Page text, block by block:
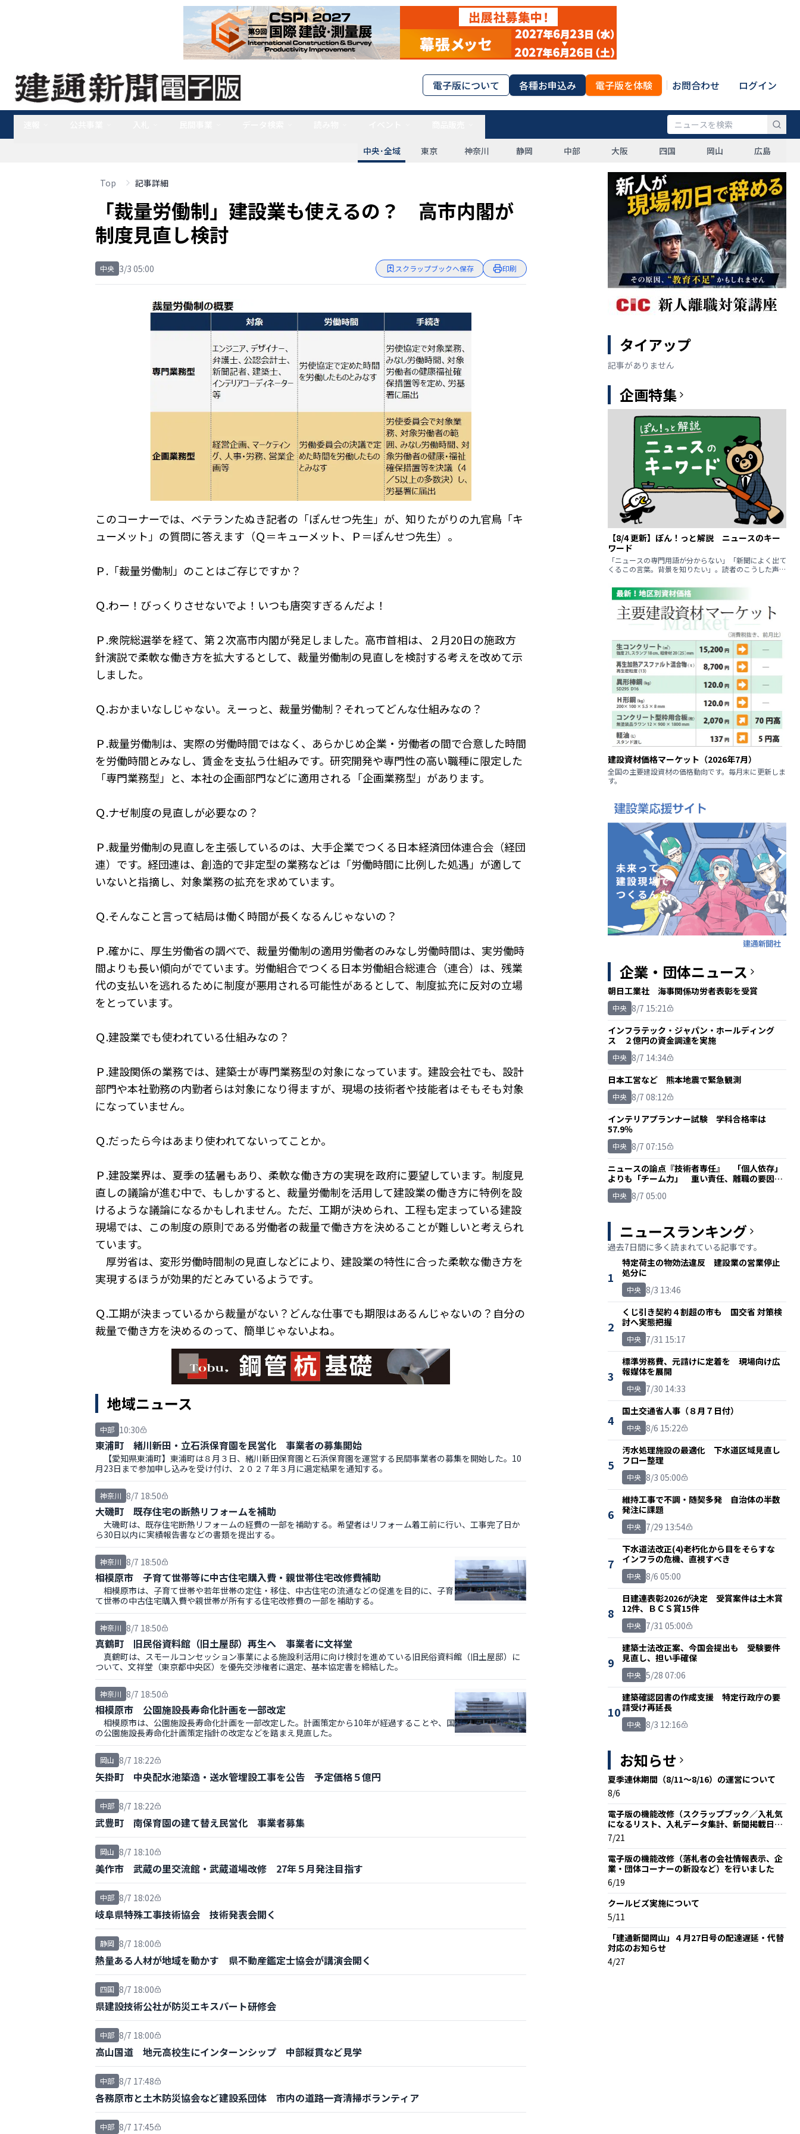
電子版について 各種お申込み 電子版を体験 お問合わせ ログイン
中央･全域 東京 神奈川 静岡 中部 大阪 四国 岡山 広島
Top 記事詳細
「裁量労働制」建設業も使えるの？ 高市内閣が
制度見直し検討
中央 3/3 05:00 スクラップブックへ保存 印刷
このコーナーでは、ベテランたぬき記者の「ぽんせつ先生」が、知りたがりの九官鳥「キ
ューメット」の質問に答えます（Ｑ＝キューメット、Ｐ＝ぽんせつ先生）。
Ｐ.「裁量労働制」のことはご存じですか？
Ｑ.わー！びっくりさせないでよ！いつも唐突すぎるんだよ！
Ｐ.衆院総選挙を経て、第２次高市内閣が発足しました。高市首相は、２月20日の施政方
針演説で柔軟な働き方を拡大するとして、裁量労働制の見直しを検討する考えを改めて示
しました。
Ｑ.おかまいなしじゃない。えーっと、裁量労働制？それってどんな仕組みなの？
Ｐ.裁量労働制は、実際の労働時間ではなく、あらかじめ企業・労働者の間で合意した時間
を労働時間とみなし、賃金を支払う仕組みです。研究開発や専門性の高い職種に限定した
「専門業務型」と、本社の企画部門などに適用される「企画業務型」があります。
Ｑ.ナゼ制度の見直しが必要なの？
Ｐ.裁量労働制の見直しを主張しているのは、大手企業でつくる日本経済団体連合会（経団
連）です。経団連は、創造的で非定型の業務などは「労働時間に比例した処遇」が適して
いないと指摘し、対象業務の拡充を求めています。
Ｑ.そんなこと言って結局は働く時間が長くなるんじゃないの？
Ｐ.確かに、厚生労働省の調べで、裁量労働制の適用労働者のみなし労働時間は、実労働時
間よりも長い傾向がでています。労働組合でつくる日本労働組合総連合（連合）は、残業
代の支払いを逃れるために制度が悪用される可能性があるとして、制度拡充に反対の立場
をとっています。
Ｑ.建設業でも使われている仕組みなの？
Ｐ.建設関係の業務では、建築士が専門業務型の対象になっています。建設会社でも、設計
部門や本社勤務の内勤者らは対象になり得ますが、現場の技術者や技能者はそもそも対象
になっていません。
Ｑ.だったら今はあまり使われてないってことか。
Ｐ.建設業界は、夏季の猛暑もあり、柔軟な働き方の実現を政府に要望しています。制度見
直しの議論が進む中で、もしかすると、裁量労働制を活用して建設業の働き方に特例を設
けるような議論になるかもしれません。ただ、工期が決められ、工程も定まっている建設
現場では、この制度の原則である労働者の裁量で働き方を決めることが難しいと考えられ
ています。
厚労省は、変形労働時間制の見直しなどにより、建設業の特性に合った柔軟な働き方を
実現するほうが効果的だとみているようです。
Ｑ.工期が決まっているから裁量がない？どんな仕事でも期限はあるんじゃないの？自分の
裁量で働き方を決めるのって、簡単じゃないよね。
地域ニュース
中部 10:30
東浦町 緒川新田・立石浜保育園を民営化 事業者の募集開始
【愛知県東浦町】東浦町は８月３日、緒川新田保育園と石浜保育園を運営する民間事業者の募集を開始した。10
月23日まで参加申し込みを受け付け、２０２７年３月に選定結果を通知する。
神奈川 8/7 18:50
大磯町 既存住宅の断熱リフォームを補助
大磯町は、既存住宅断熱リフォームの経費の一部を補助する。希望者はリフォーム着工前に行い、工事完了日か
ら30日以内に実績報告書などの書類を提出する。
神奈川 8/7 18:50
相模原市 子育て世帯等に中古住宅購入費・親世帯住宅改修費補助
相模原市は、子育て世帯や若年世帯の定住・移住、中古住宅の流通などの促進を目的に、子育
て世帯の中古住宅購入費や親世帯が所有する住宅改修費の一部を補助する。
神奈川 8/7 18:50
真鶴町 旧民俗資料館（旧土屋邸）再生へ 事業者に文祥堂
真鶴町は、スモールコンセッション事業による施設利活用に向け検討を進めている旧民俗資料館（旧土屋邸）に
ついて、文祥堂（東京都中央区）を優先交渉権者に選定、基本協定書を締結した。
神奈川 8/7 18:50
相模原市 公園施設長寿命化計画を一部改定
相模原市は、公園施設長寿命化計画を一部改定した。計画策定から10年が経過することや、国
の公園施設長寿命化計画策定指針の改定などを踏まえ見直した。
岡山 8/7 18:22
矢掛町 中央配水池築造・送水管埋設工事を公告 予定価格５億円
中部 8/7 18:22
武豊町 南保育園の建て替え民営化 事業者募集
岡山 8/7 18:10
美作市 武蔵の里交流館・武蔵道場改修 27年５月発注目指す
中部 8/7 18:02
岐阜県特殊工事技術協会 技術発表会開く
静岡 8/7 18:00
熱量ある人材が地域を動かす 県不動産鑑定士協会が講演会開く
四国 8/7 18:00
県建設技術公社が防災エキスパート研修会
中部 8/7 18:00
高山国道 地元高校生にインターンシップ 中部縦貫など見学
中部 8/7 17:48
各務原市と土木防災協会など建設系団体 市内の道路一斉清掃ボランティア
中部 8/7 17:45
タイアップ
記事がありません
企画特集
【8/4 更新】ぽん！っと解説 ニュースのキー
ワード
「ニュースの専門用語が分からない」「新聞によく出て
くるこの言葉。背景を知りたい」。読者のこうした声に
建設資材価格マーケット（2026年7月）
全国の主要建設資材の価格動向です。毎月末に更新しま
す。
企業・団体ニュース
朝日工業社 海事関係功労者表彰を受賞
中央 8/7 15:21
インフラテック・ジャパン・ホールディング
ス ２億円の資金調達を実施
中央 8/7 14:34
日本工営など 熊本地震で緊急観測
中央 8/7 08:12
インテリアプランナー試験 学科合格率は
57.9％
中央 8/7 07:15
ニュースの論点『技術者専任』 「個人依存」
よりも「チーム力」 重い責任、離職の要因に
も
中央 8/7 05:00
ニュースランキング
過去7日間に多く読まれている記事です。
1
特定荷主の物効法違反 建設業の営業停止
処分に
中央 8/3 13:46
2
くじ引き契約４割超の市も 国交省 対策検
討へ実態把握
中央 7/31 15:17
3
標準労務費、元請けに定着を 現場向け広
報媒体を展開
中央 7/30 14:33
4
国土交通省人事（８月７日付）
中央 8/6 15:22
5
汚水処理施設の最適化 下水道区域見直し
フロー整理
中央 8/3 05:00
6
維持工事で不調・随契多発 自治体の半数
発注に課題
中央 7/29 13:54
7
下水道法改正(4)老朽化から目をそらすな
インフラの危機、直視すべき
中央 8/6 05:00
8
日建連表彰2026が決定 受賞案件は土木賞
12件、ＢＣＳ賞15件
中央 7/31 05:00
9
建築士法改正案、今国会提出も 受験要件
見直し、担い手確保
中央 5/28 07:06
10
建築確認図書の作成支援 特定行政庁の要
請受け再延長
中央 8/3 12:16
お知らせ
夏季連休期間（8/11～8/16）の運営について
8/6
電子版の機能改修（スクラップブック／入札気
になるリスト、入札データ集計、新聞掲載日な
ど）を行いました
7/21
電子版の機能改修（落札者の会社情報表示、企
業・団体コーナーの新設など）を行いました
6/19
クールビズ実施について
5/11
「建通新聞岡山」４月27日号の配達遅延・代替
対応のお知らせ
4/27